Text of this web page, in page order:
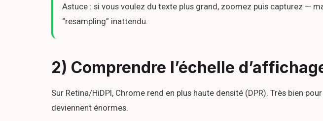
Astuce : si vous voulez du texte plus grand, zoomez puis capturez —
“resampling” inattendu.
2) Comprendre l’échelle
Sur Retina/HiDPI, Chrome rend en plus haute densité (DPR). Très bien
deviennent énormes.